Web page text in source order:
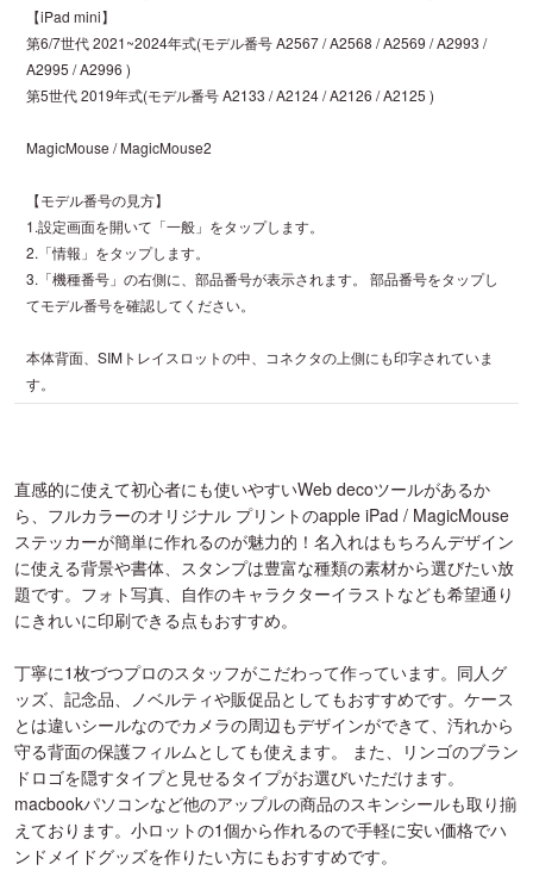
【iPad mini】
第6/7世代 2021~2024年式(モデル番号 A2567 / A2568 / A2569 / A2993 /
A2995 / A2996 )
第5世代 2019年式(モデル番号 A2133 / A2124 / A2126 / A2125 )
MagicMouse / MagicMouse2
【モデル番号の見方】
1.設定画面を開いて「一般」をタップします。
2.「情報」をタップします。
3.「機種番号」の右側に、部品番号が表示されます。 部品番号をタップし
てモデル番号を確認してください。
本体背面、SIMトレイスロットの中、コネクタの上側にも印字されていま
す。
直感的に使えて初心者にも使いやすいWeb decoツールがあるか
ら、フルカラーのオリジナル プリントのapple iPad / MagicMouse
ステッカーが簡単に作れるのが魅力的！名入れはもちろんデザイン
に使える背景や書体、スタンプは豊富な種類の素材から選びたい放
題です。フォト写真、自作のキャラクターイラストなども希望通り
にきれいに印刷できる点もおすすめ。
丁寧に1枚づつプロのスタッフがこだわって作っています。同人グ
ッズ、記念品、ノベルティや販促品としてもおすすめです。ケース
とは違いシールなのでカメラの周辺もデザインができて、汚れから
守る背面の保護フィルムとしても使えます。 また、リンゴのブラン
ドロゴを隠すタイプと見せるタイプがお選びいただけます。
macbookパソコンなど他のアップルの商品のスキンシールも取り揃
えております。小ロットの1個から作れるので手軽に安い価格でハ
ンドメイドグッズを作りたい方にもおすすめです。